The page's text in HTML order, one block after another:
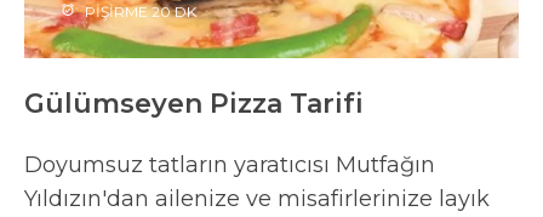
PİŞİRME 20 DK
Gülümseyen Pizza Tarifi
Doyumsuz tatların yaratıcısı Mutfağın
Yıldızın'dan ailenize ve misafirlerinize layık